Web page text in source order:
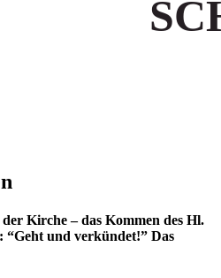
Kirche – das Kommen des Hl.
“Geht und verkündet!” Das